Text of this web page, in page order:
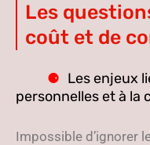
Les
coût et de
Les enjeux
personnelles et à la
Impossible d’ignorer